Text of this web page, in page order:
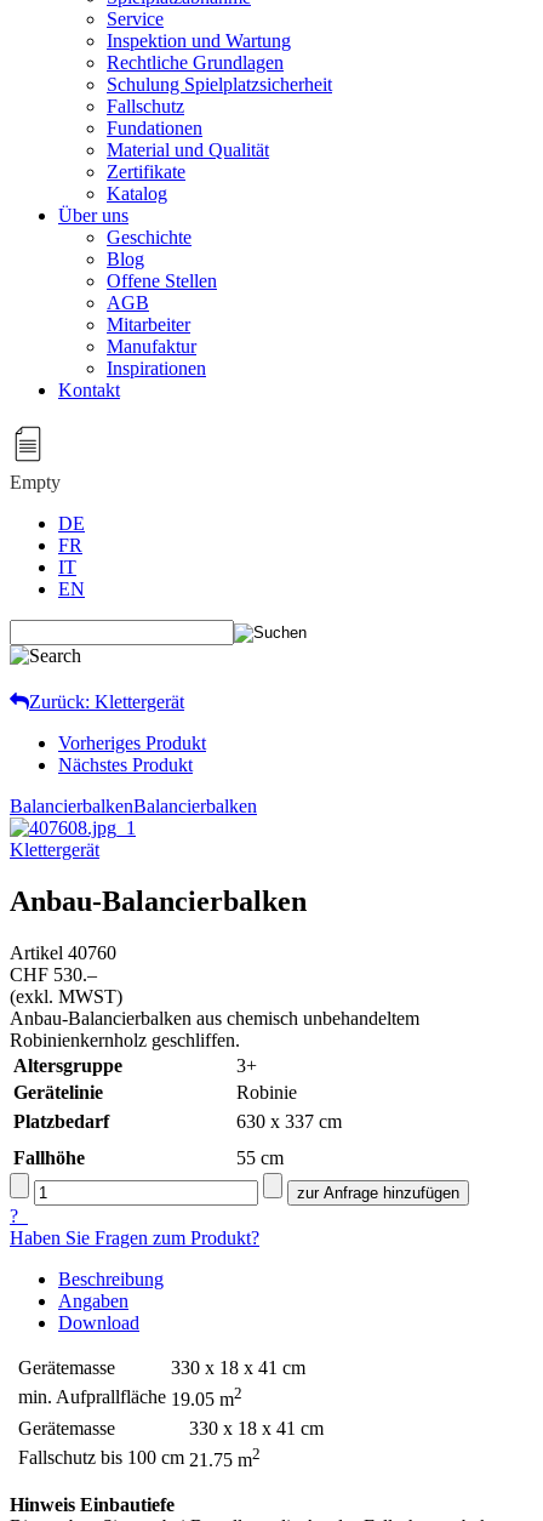
Service
Inspektion und Wartung
Rechtliche Grundlagen
Schulung Spielplatzsicherheit
Fallschutz
Fundationen
Material und Qualität
Zertifikate
Katalog
Über uns
Geschichte
Blog
Offene Stellen
AGB
Mitarbeiter
Manufaktur
Inspirationen
Kontakt
Empty
DE
FR
IT
EN
Zurück: Klettergerät
Vorheriges Produkt
Nächstes Produkt
BalancierbalkenBalancierbalken
Klettergerät
Anbau-Balancierbalken
Artikel 40760
CHF 530.–
(exkl. MWST)
Anbau-Balancierbalken aus chemisch unbehandeltem
Robinienkernholz geschliffen.
Altersgruppe
3+
Gerätelinie
Robinie
Platzbedarf
630 x 337 cm
Fallhöhe
55 cm
?
Haben Sie Fragen zum Produkt?
Beschreibung
Angaben
Download
Gerätemasse
330 x 18 x 41 cm
min. Aufprallfläche 19.05 m2
Gerätemasse
330 x 18 x 41 cm
Fallschutz bis 100 cm 21.75 m2
Hinweis Einbautiefe